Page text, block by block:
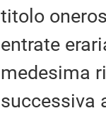
titolo
entrate
medesima
successiva